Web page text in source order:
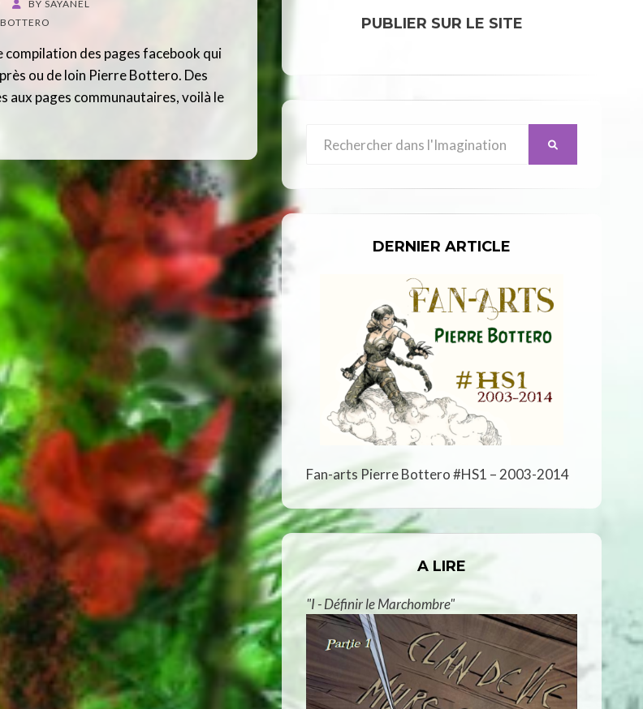
BY SAYANEL
compilation des pages facebook qui
ou de loin Pierre Bottero. Des
aux pages communautaires, voilà le
PUBLIER SUR LE SITE
for:
DERNIER ARTICLE
Fan-arts Pierre Bottero #HS1 – 2003-2014
A LIRE
"I - Définir le Marchombre"